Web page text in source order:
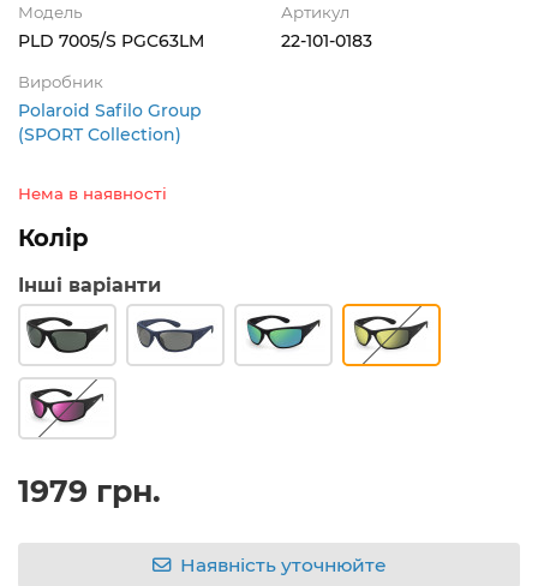
Модель
PLD 7005/S PGC63LM
Артикул
22-101-0183
Виробник
Polaroid Safilo Group
(SPORT Collection)
Нема в наявності
Колір
Інші варіанти
1979 грн.
Наявність уточнюйте